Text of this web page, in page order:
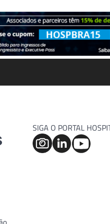
SIGA O PORTAL